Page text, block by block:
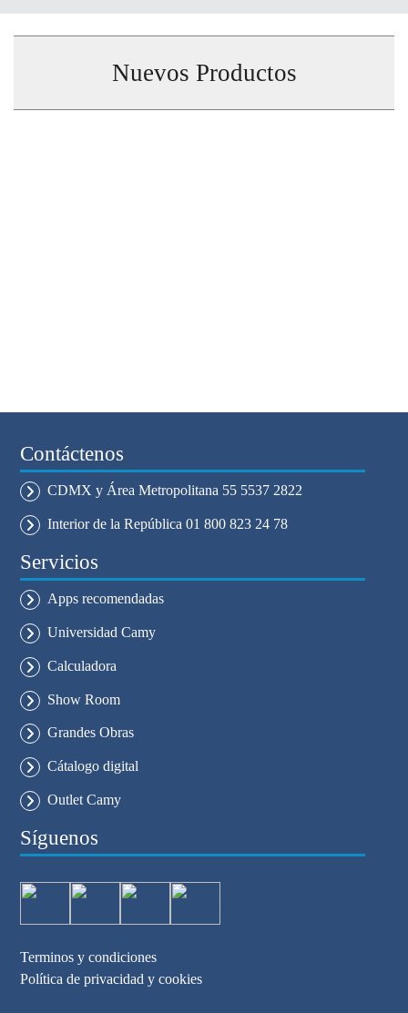
Nuevos Productos
Contáctenos
CDMX y Área Metropolitana 55 5537 2822
Interior de la República 01 800 823 24 78
Servicios
Apps recomendadas
Universidad Camy
Calculadora
Show Room
Grandes Obras
Cátalogo digital
Outlet Camy
Síguenos
Terminos y condiciones
Política de privacidad y cookies